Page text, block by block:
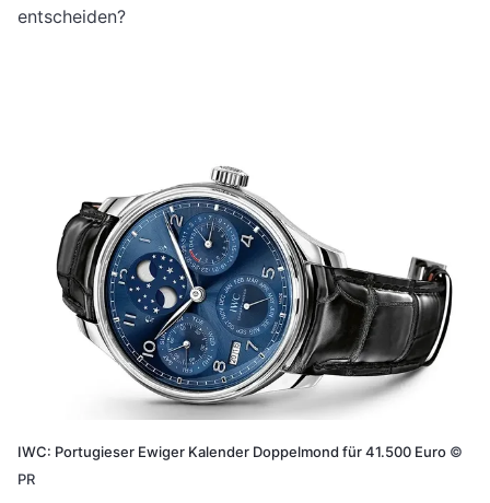
entscheiden?
IWC: Portugieser Ewiger Kalender Doppelmond für 41.500 Euro ©
PR